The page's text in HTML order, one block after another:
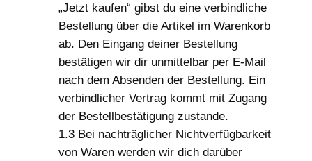
„Jetzt kaufen“ gibst du eine verbindliche
Bestellung über die Artikel im Warenkorb
ab. Den Eingang deiner Bestellung
bestätigen wir dir unmittelbar per E-Mail
nach dem Absenden der Bestellung. Ein
verbindlicher Vertrag kommt mit Zugang
der Bestellbestätigung zustande.
1.3 Bei nachträglicher Nichtverfügbarkeit
von Waren werden wir dich darüber